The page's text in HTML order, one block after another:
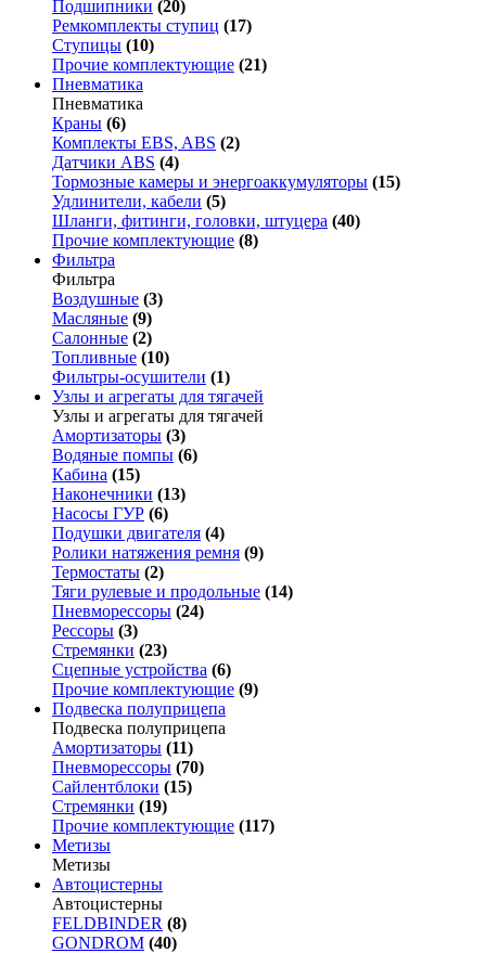
Подшипники (20)
Ремкомплекты ступиц (17)
Ступицы (10)
Прочие комплектующие (21)
Пневматика
Пневматика
Краны (6)
Комплекты EBS, ABS (2)
Датчики ABS (4)
Тормозные камеры и энергоаккумуляторы (15)
Удлинители, кабели (5)
Шланги, фитинги, головки, штуцера (40)
Прочие комплектующие (8)
Фильтра
Фильтра
Воздушные (3)
Масляные (9)
Салонные (2)
Топливные (10)
Фильтры-осушители (1)
Узлы и агрегаты для тягачей
Узлы и агрегаты для тягачей
Амортизаторы (3)
Водяные помпы (6)
Кабина (15)
Наконечники (13)
Насосы ГУР (6)
Подушки двигателя (4)
Ролики натяжения ремня (9)
Термостаты (2)
Тяги рулевые и продольные (14)
Пневморессоры (24)
Рессоры (3)
Стремянки (23)
Сцепные устройства (6)
Прочие комплектующие (9)
Подвеска полуприцепа
Подвеска полуприцепа
Амортизаторы (11)
Пневморессоры (70)
Сайлентблоки (15)
Стремянки (19)
Прочие комплектующие (117)
Метизы
Метизы
Автоцистерны
Автоцистерны
FELDBINDER (8)
GONDROM (40)